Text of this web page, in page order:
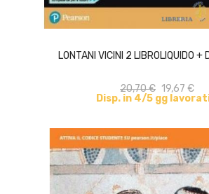
LONTANI VICINI 2 LIBROLIQUIDO +
20,70 € 19,67 €
Disp. in 4/5 gg
ACQUISTA